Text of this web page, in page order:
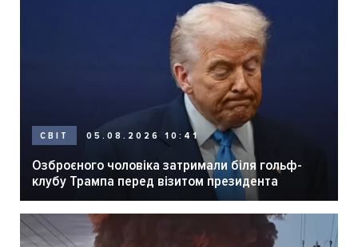
СВІТ 05.08.2026 10:41
Озброєного чоловіка затримали біля гольф-
клубу Трампа перед візитом президента